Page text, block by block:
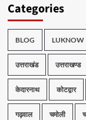
Categories
BLOG LUKNOW
उत्तराखंड उत्तराखण्ड
केदारनाथ कोटद्वार
गढ़वाल चमोली